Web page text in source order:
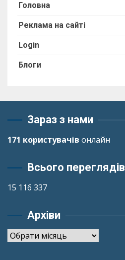
Головна
Реклама на сайті
Login
Блоги
Зараз з нами
171 користувачів онлайн
Всього переглядів
15 116 337
Архіви
Архіви